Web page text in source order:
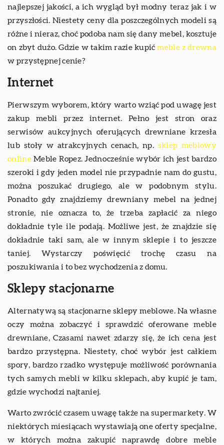
najlepszej jakości, a ich wygląd był modny teraz jak i w
przyszłości. Niestety ceny dla poszczególnych modeli są
różne i nieraz, choć podoba nam się dany mebel, kosztuje
on zbyt dużo. Gdzie w takim razie kupićmeble z drewna
w przystępnej cenie?
Internet
Pierwszym wyborem, który warto wziąć pod uwagę jest
zakup mebli przez internet. Pełno jest stron oraz
serwisów aukcyjnych oferujących drewniane krzesła
lub stoły w atrakcyjnych cenach, np. sklep meblowy
onlineMeble Ropez. Jednocześnie wybór ich jest bardzo
szeroki i gdy jeden model nie przypadnie nam do gustu,
można poszukać drugiego, ale w podobnym stylu.
Ponadto gdy znajdziemy drewniany mebel na jednej
stronie, nie oznacza to, że trzeba zapłacić za niego
dokładnie tyle ile podają. Możliwe jest, że znajdzie się
dokładnie taki sam, ale w innym sklepie i to jeszcze
taniej. Wystarczy poświęcić trochę czasu na
poszukiwania i to bez wychodzenia z domu.
Sklepy stacjonarne
Alternatywą są stacjonarne sklepy meblowe. Na własne
oczy można zobaczyć i sprawdzić oferowane meble
drewniane, Czasami nawet zdarzy się, że ich cena jest
bardzo przystępna. Niestety, choć wybór jest całkiem
spory, bardzo rzadko występuje możliwość porównania
tych samych mebli w kilku sklepach, aby kupić je tam,
gdzie wychodzi najtaniej.
Warto zwrócić czasem uwagę także na supermarkety. W
niektórych miesiącach wystawiają one oferty specjalne,
w których można zakupić naprawdę dobre meble